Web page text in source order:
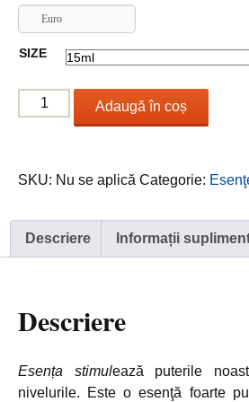
12.00 €
17.00 €
Euro
SIZE
Cantitate
Platinum
Adaugă în coș
SKU: Nu se aplică Categorie:
Descriere Informații
Descriere
Esența stimulează puterile
nivelurile. Este o esenţă foarte